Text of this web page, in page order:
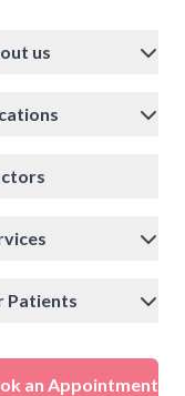
us
Patients
an Appointment
और उपचार